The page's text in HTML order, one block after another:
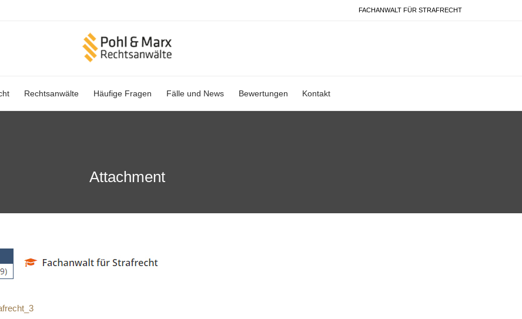
FACHANWALT FÜR STRAFRECHT
to
Rechtsanwälte Häufige Fragen Fälle und News Bewertungen Kontakt
Attachment